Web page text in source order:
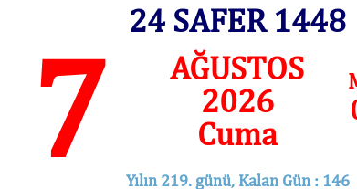
24 SAFER 1448
7
AĞUSTOS
2026
Cuma
Yılın 219. günü, Kalan Gün : 146